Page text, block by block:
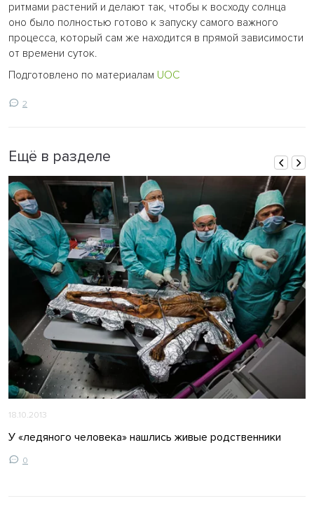
ритмами растений и делают так, чтобы к восходу солнца
оно было полностью готово к запуску самого важного
процесса, который сам же находится в прямой зависимости
от времени суток.
Подготовлено по материалам UOC
2
Ещё в разделе
18.10.2013
У «ледяного человека» нашлись живые родственники
0